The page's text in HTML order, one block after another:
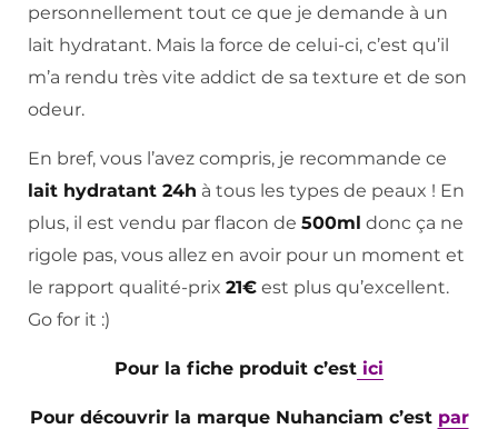
personnellement tout ce que je demande à un
lait hydratant. Mais la force de celui-ci, c’est qu’il
m’a rendu très vite addict de sa texture et de son
odeur.
En bref, vous l’avez compris, je recommande ce
lait hydratant 24h à tous les types de peaux ! En
plus, il est vendu par flacon de 500ml donc ça ne
rigole pas, vous allez en avoir pour un moment et
le rapport qualité-prix 21€ est plus qu’excellent.
Go for it :)
Pour la fiche produit c’est ici
Pour découvrir la marque Nuhanciam c’est par